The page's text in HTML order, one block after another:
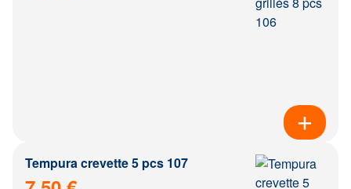
Tempura crevette 5 pcs 107